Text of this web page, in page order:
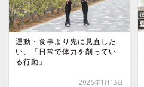
運動・食事より先に見直した
い、「日常で体力を削ってい
る行動」
2026年1月13日